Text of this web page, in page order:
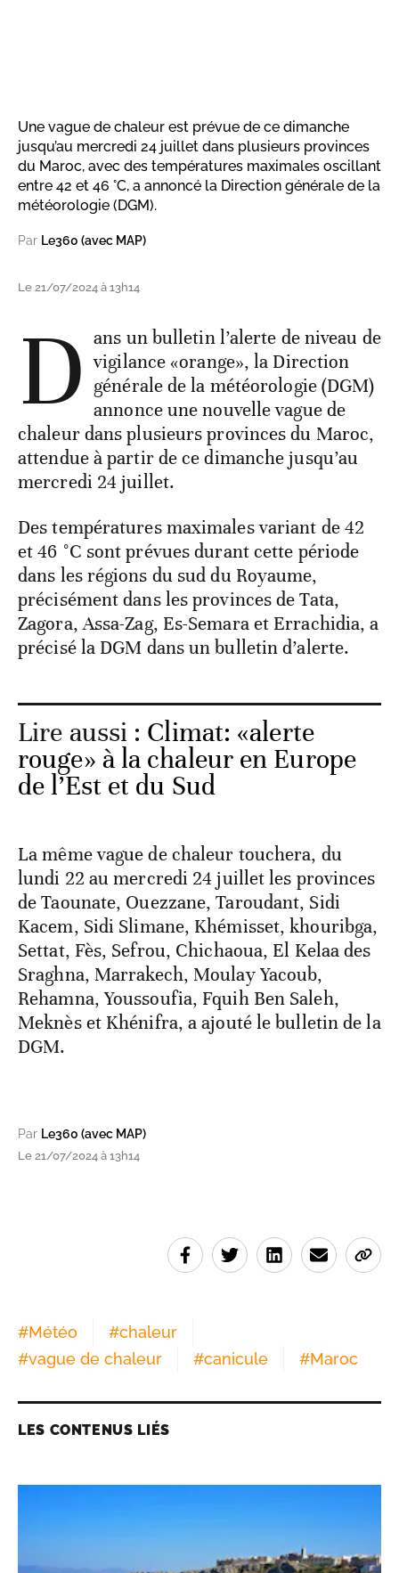
Une vague de chaleur est prévue de ce dimanche
jusqu’au mercredi 24 juillet dans plusieurs provinces
du Maroc, avec des températures maximales oscillant
entre 42 et 46 °C, a annoncé la Direction générale de la
météorologie (DGM).
Par Le360 (avec MAP)
Le 21/07/2024 à 13h14
D ans un bulletin l’alerte de niveau de
vigilance «orange», la Direction
générale de la météorologie (DGM)
annonce une nouvelle vague de
chaleur dans plusieurs provinces du Maroc,
attendue à partir de ce dimanche jusqu’au
mercredi 24 juillet.
Des températures maximales variant de 42
et 46 °C sont prévues durant cette période
dans les régions du sud du Royaume,
précisément dans les provinces de Tata,
Zagora, Assa-Zag, Es-Semara et Errachidia, a
précisé la DGM dans un bulletin d’alerte.
Lire aussi : Climat: «alerte
rouge» à la chaleur en Europe
de l’Est et du Sud
La même vague de chaleur touchera, du
lundi 22 au mercredi 24 juillet les provinces
de Taounate, Ouezzane, Taroudant, Sidi
Kacem, Sidi Slimane, Khémisset, khouribga,
Settat, Fès, Sefrou, Chichaoua, El Kelaa des
Sraghna, Marrakech, Moulay Yacoub,
Rehamna, Youssoufia, Fquih Ben Saleh,
Meknès et Khénifra, a ajouté le bulletin de la
DGM.
Par Le360 (avec MAP)
Le 21/07/2024 à 13h14
#Météo #chaleur
#vague de chaleur #canicule #Maroc
LES CONTENUS LIÉS